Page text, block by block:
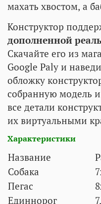
махать хвостом, а
Конструктор
дополненной
Скачайте его из
Google Paly и
обложку
собранную модель
все детали
их виртуальными
Характеристики
Название
Собака
Пегас
Единнорог